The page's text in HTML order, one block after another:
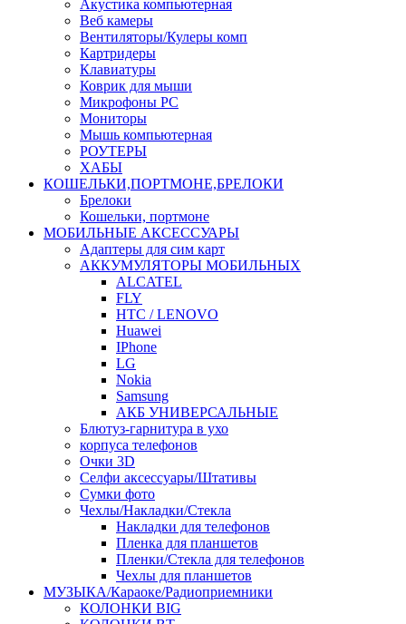
Акустика компьютерная
Веб камеры
Вентиляторы/Кулеры комп
Картридеры
Клавиатуры
Коврик для мыши
Микрофоны PC
Мониторы
Мышь компьютерная
РОУТЕРЫ
ХАБЫ
КОШЕЛЬКИ,ПОРТМОНЕ,БРЕЛОКИ
Брелоки
Кошельки, портмоне
МОБИЛЬНЫЕ АКСЕССУАРЫ
Адаптеры для сим карт
АККУМУЛЯТОРЫ МОБИЛЬНЫХ
ALCATEL
FLY
HTC / LENOVO
Huawei
IPhone
LG
Nokia
Samsung
АКБ УНИВЕРСАЛЬНЫЕ
Блютуз-гарнитура в ухо
корпуса телефонов
Очки 3D
Селфи аксессуары/Штативы
Сумки фото
Чехлы/Накладки/Стекла
Накладки для телефонов
Пленка для планшетов
Пленки/Стекла для телефонов
Чехлы для планшетов
МУЗЫКА/Караоке/Радиоприемники
КОЛОНКИ BIG